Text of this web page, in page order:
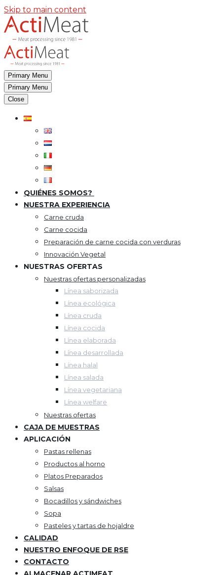
Skip to main content
Primary Menu
Primary Menu
Close
QUIÉNES SOMOS?
NUESTRA EXPERIENCIA
Carne cruda
Carne cocida
Preparación de carne cocida con verduras
Innovación Vegetal
NUESTRAS OFERTAS
Nuestras ofertas personalizadas
Línea saborizada
Línea ecológica
Línea cruda
Línea cocida
Línea elaborada
Línea desarrollada
Línea halal
Línea salada
Línea vegetariana
Línea welfare
Nuestras ofertas
CAJA DE MUESTRAS
APLICACIÓN
Pastas rellenas
Productos al horno
Platos Preparados
Salsas
Bocadillos y sándwiches
Sopa
Pasteles y tartas de hojaldre
CALIDAD
NUESTRO ENFOQUE DE RSE
CONTACTO